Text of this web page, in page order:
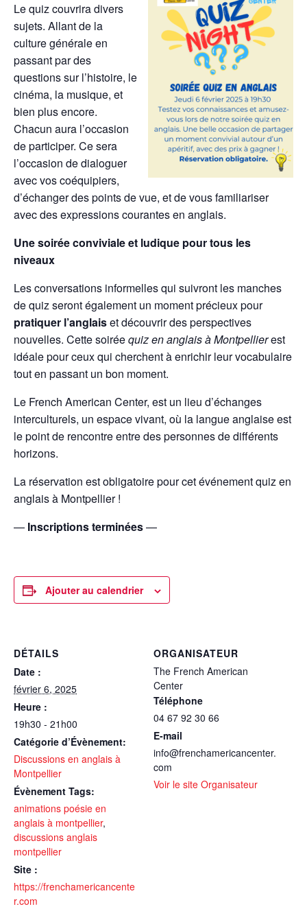
Le quiz couvrira divers
sujets. Allant de la
culture générale en
passant par des
questions sur l’histoire, le
cinéma, la musique, et
bien plus encore.
Chacun aura l’occasion
de participer. Ce sera
l’occasion de dialoguer
avec vos coéquipiers,
d’échanger des points de vue, et de vous familiariser
avec des expressions courantes en anglais.
Une soirée conviviale et ludique pour tous les
niveaux
Les conversations informelles qui suivront les manches
de quiz seront également un moment précieux pour
pratiquer l’anglaiset découvrir des perspectives
nouvelles. Cette soiréequiz en anglais à Montpellierest
idéale pour ceux qui cherchent à enrichir leur vocabulaire
tout en passant un bon moment.
Le French American Center, est un lieu d’échanges
interculturels, un espace vivant, où la langue anglaise est
le point de rencontre entre des personnes de différents
horizons.
La réservation est obligatoire pour cet événement quiz en
anglais à Montpellier !
— Inscriptions terminées—
Ajouter au calendrier
DÉTAILS
Date :
février 6, 2025
Heure :
19h30 - 21h00
Catégorie d’Évènement:
Discussions en anglais à
Montpellier
Évènement Tags:
animations poésie en
anglais à montpellier,
discussions anglais
montpellier
Site :
https://frenchamericancente
r.com
ORGANISATEUR
The French American
Center
Téléphone
04 67 92 30 66
E-mail
info@frenchamericancenter.
com
Voir le site Organisateur